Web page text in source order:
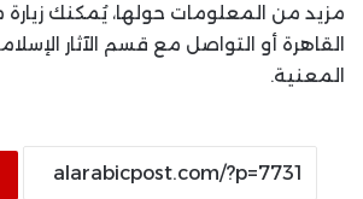
مزيد من المعلومات حولها، يُمكنك
القاهرة أو التواصل مع قسم الآثار
المعنية.